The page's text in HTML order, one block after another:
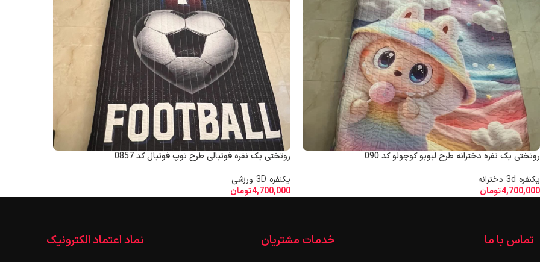
روتختی یک نفره دخترانه طرح لبوبو کوچولو کد 090
یکنفره 3d دخترانه
4,700,000تومان
روتختی یک نفره فوتبالی طرح توپ فوتبال کد 0857
یکنفره 3D ورزشی
4,700,000تومان
تماس با ما خدمات مشتریان نماد اعتماد الکترونیک